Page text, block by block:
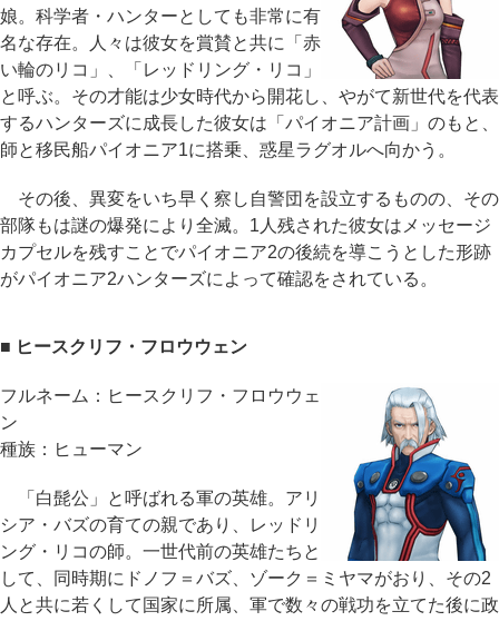
娘。科学者・ハンターとしても非常に有
名な存在。人々は彼女を賞賛と共に「赤
い輪のリコ」、「レッドリング・リコ」
と呼ぶ。その才能は少女時代から開花し、やがて新世代を代表
するハンターズに成長した彼女は「パイオニア計画」のもと、
師と移民船パイオニア1に搭乗、惑星ラグオルへ向かう。
その後、異変をいち早く察し自警団を設立するものの、その
部隊もは謎の爆発により全滅。1人残された彼女はメッセージ
カプセルを残すことでパイオニア2の後続を導こうとした形跡
がパイオニア2ハンターズによって確認をされている。
■ ヒースクリフ・フロウウェン
フルネーム：ヒースクリフ・フロウウェ
ン
種族：ヒューマン
「白髭公」と呼ばれる軍の英雄。アリ
シア・バズの育ての親であり、レッドリ
ング・リコの師。一世代前の英雄たちと
して、同時期にドノフ＝バズ、ゾーク＝ミヤマがおり、その2
人と共に若くして国家に所属、軍で数々の戦功を立てた後に政